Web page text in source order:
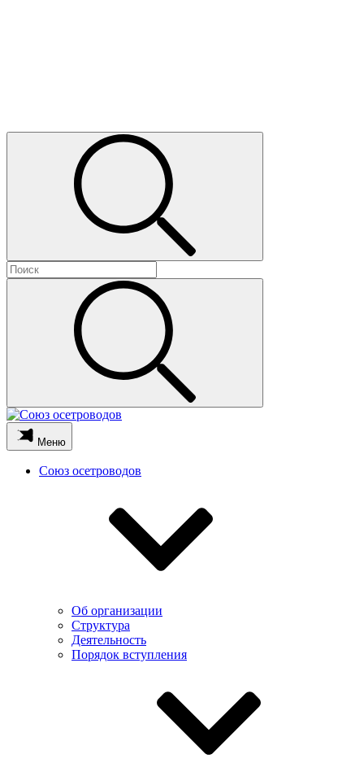
Меню
Союз осетроводов
Об организации
Структура
Деятельность
Порядок вступления